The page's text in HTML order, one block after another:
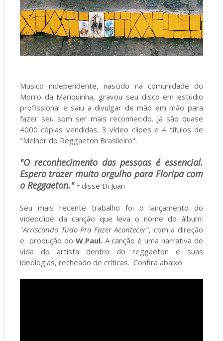
Musico independente, nascido na comunidade do
Morro da Mariquinha, gravou seu disco em estúdio
profissional e saiu a divulgar de mão em mão para
fazer seu som ser mais reconhecido. Já são quase
4000 cópias vendidas, 3 vídeo clipes e 4 títulos de
"Melhor do Reggaeton Brasileiro".
"O reconhecimento das pessoas é essencial.
Espero trazer muito orgulho para Floripa com
o Reggaeton." -disse Di Juan
Seu mais recente trabalho foi o lançamento do
videoclipe da canção que leva o nome do álbum:
"Arriscando Tudo Pra Fazer Acontecer", com a direção
e produção do W.Paul.A canção é uma narrativa de
vida do artista dentro do reggaeton e suas
ideologias, recheado de críticas. Confira abaixo: